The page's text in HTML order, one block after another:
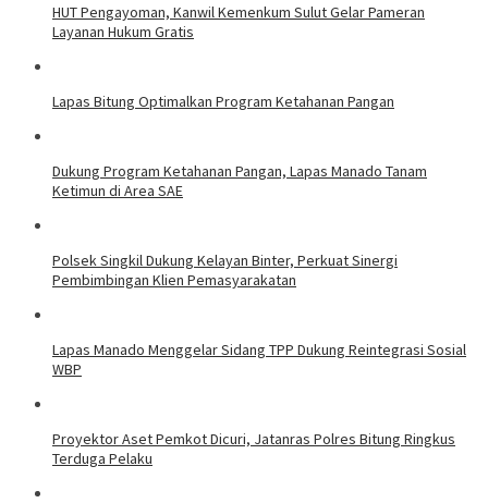
HUT Pengayoman, Kanwil Kemenkum Sulut Gelar Pameran
Layanan Hukum Gratis
Lapas Bitung Optimalkan Program Ketahanan Pangan
Dukung Program Ketahanan Pangan, Lapas Manado Tanam
Ketimun di Area SAE
Polsek Singkil Dukung Kelayan Binter, Perkuat Sinergi
Pembimbingan Klien Pemasyarakatan
Lapas Manado Menggelar Sidang TPP Dukung Reintegrasi Sosial
WBP
Proyektor Aset Pemkot Dicuri, Jatanras Polres Bitung Ringkus
Terduga Pelaku